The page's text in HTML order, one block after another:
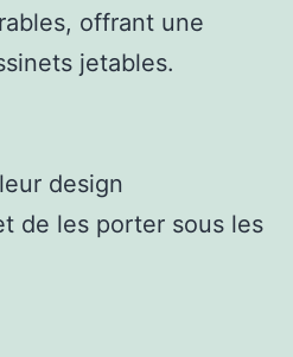
offrant une
jetables.
design
de les porter sous les